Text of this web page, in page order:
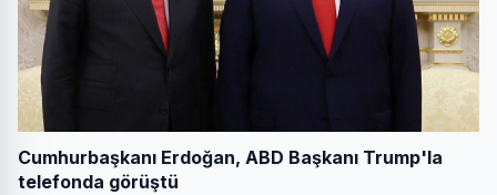
Cumhurbaşkanı Erdoğan, ABD Başkanı Trump'la
telefonda görüştü